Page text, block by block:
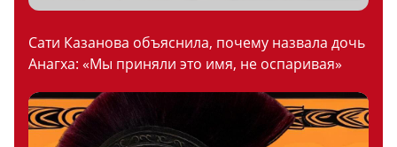
Сати Казанова объяснила, почему назвала дочь
Анагха: «Мы приняли это имя, не оспаривая»